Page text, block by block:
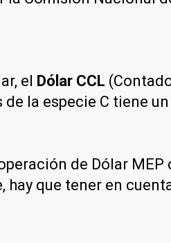
el Dólar CCL
la especie C tiene
de Dólar
hay que tener en